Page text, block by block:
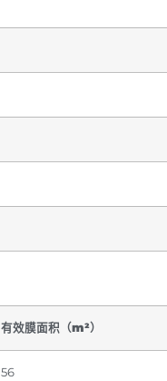
有效膜面积（m²）
56